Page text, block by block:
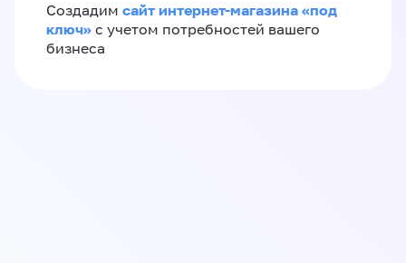
Создадим сайт интернет-магазина «под
ключ» с учетом потребностей вашего
бизнеса